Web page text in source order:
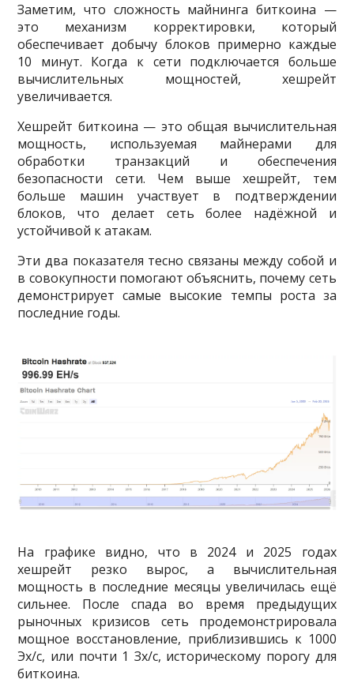
Заметим, что сложность майнинга биткоина —
это механизм корректировки, который
обеспечивает добычу блоков примерно каждые
10 минут. Когда к сети подключается больше
вычислительных мощностей, хешрейт
увеличивается.
Хешрейт биткоина — это общая вычислительная
мощность, используемая майнерами для
обработки транзакций и обеспечения
безопасности сети. Чем выше хешрейт, тем
больше машин участвует в подтверждении
блоков, что делает сеть более надёжной и
устойчивой к атакам.
Эти два показателя тесно связаны между собой и
в совокупности помогают объяснить, почему сеть
демонстрирует самые высокие темпы роста за
последние годы.
На графике видно, что в 2024 и 2025 годах
хешрейт резко вырос, а вычислительная
мощность в последние месяцы увеличилась ещё
сильнее. После спада во время предыдущих
рыночных кризисов сеть продемонстрировала
мощное восстановление, приблизившись к 1000
Эх/с, или почти 1 Зх/с, историческому порогу для
биткоина.